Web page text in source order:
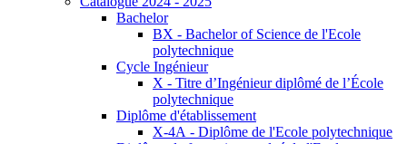
Bachelor
BX - Bachelor of Science de l'Ecole
polytechnique
Cycle Ingénieur
X - Titre d’Ingénieur diplômé de l’École
polytechnique
Diplôme d'établissement
X-4A - Diplôme de l'Ecole polytechnique